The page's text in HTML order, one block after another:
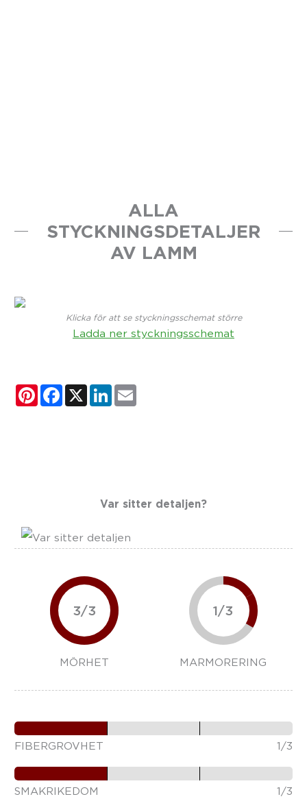
ALLA
STYCKNINGSDETALJER
AV LAMM
Klicka för att se styckningsschemat större
Ladda ner styckningsschemat
PinterestFacebook
X LinkedIn
Var sitter detaljen?
3/3
MÖRHET
1/3
MARMORERING
FIBERGROVHET 1/3
SMAKRIKEDOM 1/3